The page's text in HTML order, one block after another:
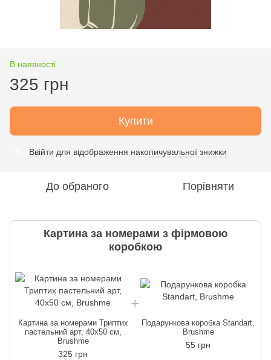
В наявності
325 грн
Купити
Ввійти для відображення накопичувальної знижки
До обраного Порівняти
Картина за номерами з фірмовою
коробкою
Картина за номерами Триптих
пастельний арт, 40х50 см,
Brushme
325 грн
Подарункова коробка Standart,
Brushme
55 грн